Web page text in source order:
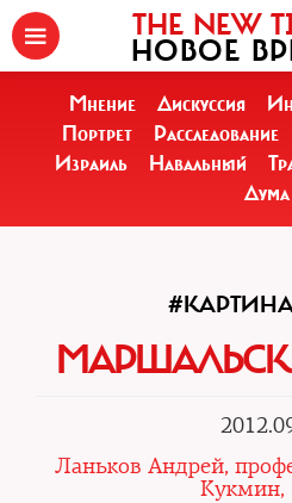
THE NEW
НОВОЕ
Мнение Дискуссия
Портрет
Расследование
Израиль
Навальный
Дума
Ланьков Андрей,
Кукмин,